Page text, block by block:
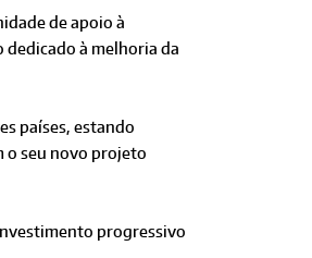
de apoio à
à melhoria da
países, estando
o seu novo projeto
progressivo